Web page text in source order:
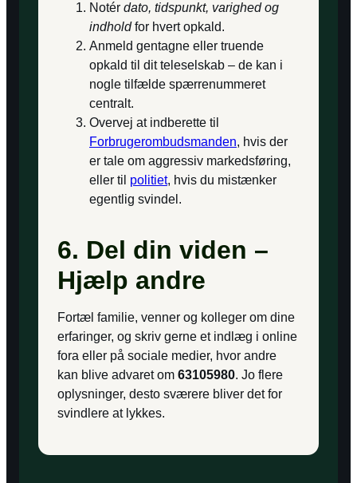
Notér dato, tidspunkt, varighed og
indholdfor hvert opkald.
Anmeld gentagne eller truende
opkald til dit teleselskab – de kan i
nogle tilfælde spærrenummeret
centralt.
Overvej at indberette til
Forbrugerombudsmanden, hvis der
er tale om aggressiv markedsføring,
eller til politiet, hvis du mistænker
egentlig svindel.
6. Del din viden –
Hjælp andre
Fortæl familie, venner og kolleger om dine
erfaringer, og skriv gerne et indlæg i online
fora eller på sociale medier, hvor andre
kan blive advaret om 63105980. Jo flere
oplysninger, desto sværere bliver det for
svindlere at lykkes.